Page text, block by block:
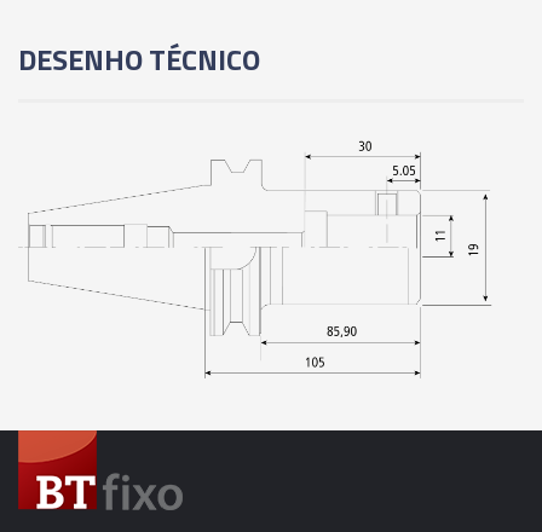
06912 - CONE MODULAR CBH - SK40 - CBH4-
06913 - CONE MODULAR CBH - SK40 - CBH4-
06914 - CONE MODULAR CBH - SK40 - CBH4-
06915 - CONE MODULAR CBH - SK40 - CBH4-
06916 - CONE MODULAR CBH - SK40 - CBH4-
250MM
DESENHO TÉCNICO